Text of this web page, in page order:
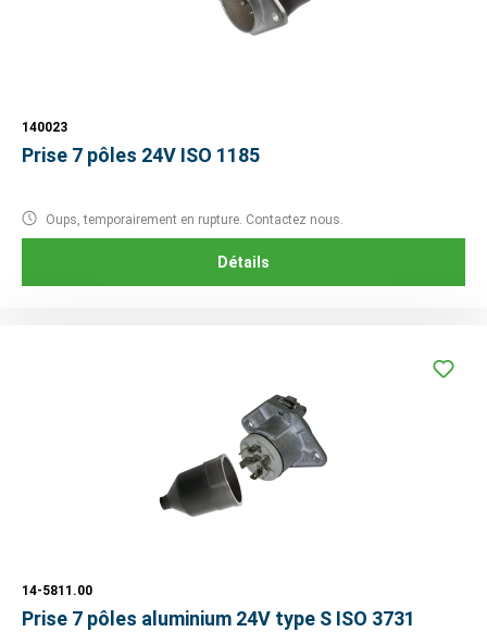
140023
Prise 7 pôles 24V ISO 1185
Oups, temporairement en rupture. Contactez nous.
Détails
14-5811.00
Prise 7 pôles aluminium 24V type S ISO 3731